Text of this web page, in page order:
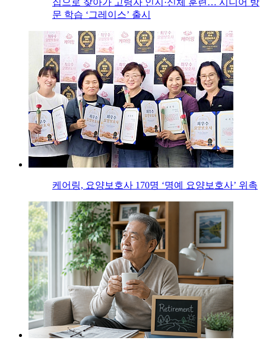
집으로 찾아가 고령자 인지·신체 훈련… 시니어 방
문 학습 ‘그레이스’ 출시
케어링, 요양보호사 170명 ‘명예 요양보호사’ 위촉